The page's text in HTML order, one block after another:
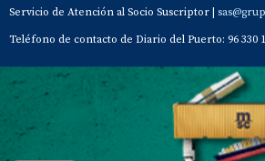
Servicio de Atención al Socio Suscriptor |
Teléfono de contacto de Diario del Puerto: 96 330
Contacto Aviso Legal Quiénes somos